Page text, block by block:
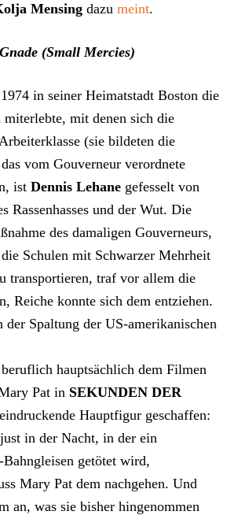
Mensing dazumeint.
(Small Mercies)
in seiner Heimatstadt Boston die
miterlebte, mit denen sich die
(sie bildeten die
vom Gouverneur verordnete
istDennis Lehane gefesselt von
Rassenhasses und der Wut. Die
des damaligen Gouverneurs,
Schulen mit Schwarzer Mehrheit
transportieren, traf vor allem die
Reiche konnte sich dem entziehen.
der Spaltung der US-amerikanischen
hauptsächlich dem Filmen
Pat in SEKUNDEN DER
Hauptfigur geschaffen:
in der Nacht, in der ein
getötet wird,
Mary Pat dem nachgehen. Und
an, was sie bisher hingenommen